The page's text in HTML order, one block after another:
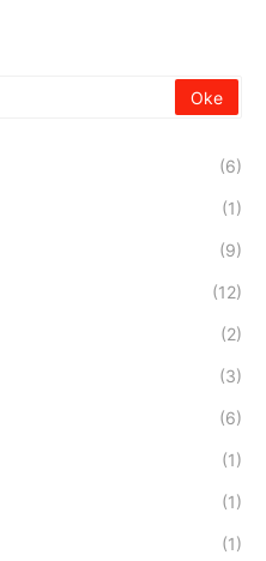
(6)
(1)
(9)
(12)
(2)
(3)
(6)
(1)
(1)
(1)